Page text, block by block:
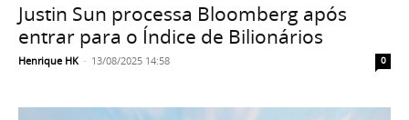
Justin Sun processa Bloomberg após
entrar para o Índice de Bilionários
Henrique HK - 13/08/2025 14:58 0